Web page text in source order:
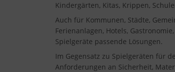
Kindergärten, Kitas, Krippen,
Auch für Kommunen, Städte,
Ferienanlagen, Hotels,
Spielgeräte passende Lösungen.
Im Gegensatz zu Spielgeräten für
Anforderungen an Sicherheit,